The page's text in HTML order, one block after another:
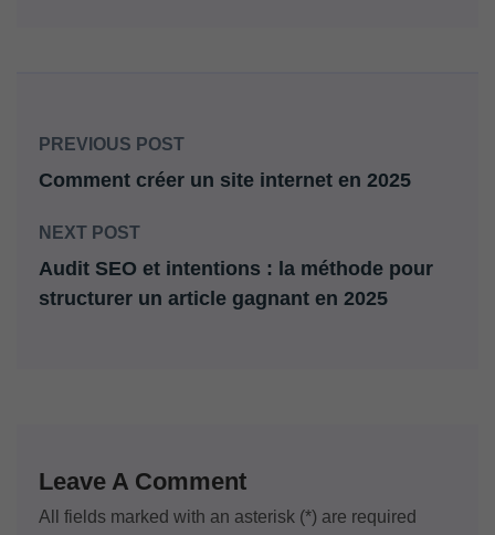
PREVIOUS POST
Comment créer un site internet en 2025
NEXT POST
Audit SEO et intentions : la méthode pour
structurer un article gagnant en 2025
Leave A Comment
All fields marked with an asterisk (*) are required